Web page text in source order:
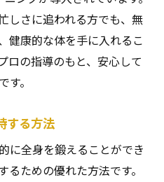
しさに追われる方でも、無
健康的な体を手に入れるこ
ロの指導のもと、安心して
。
する方法
に全身を鍛えることができ
ための優れた方法です。